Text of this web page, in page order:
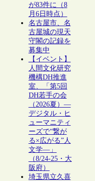
が83件に（8
月6日時点）
名古屋市、名
古屋城の現天
守閣の記録を
募集中
【イベント】
人間文化研究
機構DH推進
室、「第5回
DH若手の会
（2026夏）―
デジタル・ヒ
ューマニティ
ーズで“繋が
る×広がる”人
文学―」
（8/24-25・大
阪府）
埼玉県立久喜